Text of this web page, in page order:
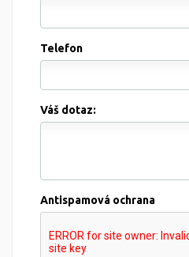
Telefon
Váš dotaz:
Antispamová ochrana